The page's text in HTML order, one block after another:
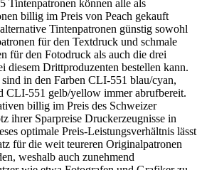
Tintenpatronen können alle als
billig im Preis von Peach gekauft
Tintenpatronen günstig sowohl
für den Textdruck und schmale
für den Fotodruck als auch die drei
diesem Drittproduzenten bestellen kann.
in den Farben CLI-551 blau/cyan,
CLI-551 gelb/yellow immer abrufbereit.
billig im Preis des Schweizer
ihrer Sparpreise Druckerzeugnisse in
optimale Preis-Leistungsverhältnis lässt
für die weit teureren Originalpatronen
weshalb auch zunehmend